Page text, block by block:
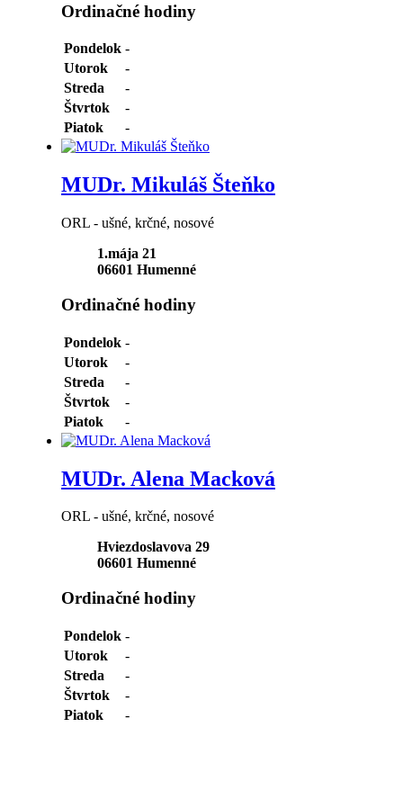
Ordinačné hodiny
Pondelok -
Utorok
-
Streda
-
Štvrtok
-
Piatok
-
MUDr. Mikuláš Šteňko
ORL - ušné, krčné, nosové
1.mája 21
06601 Humenné
Ordinačné hodiny
Pondelok -
Utorok
-
Streda
-
Štvrtok
-
Piatok
-
MUDr. Alena Macková
ORL - ušné, krčné, nosové
Hviezdoslavova 29
06601 Humenné
Ordinačné hodiny
Pondelok -
Utorok
-
Streda
-
Štvrtok
-
Piatok
-